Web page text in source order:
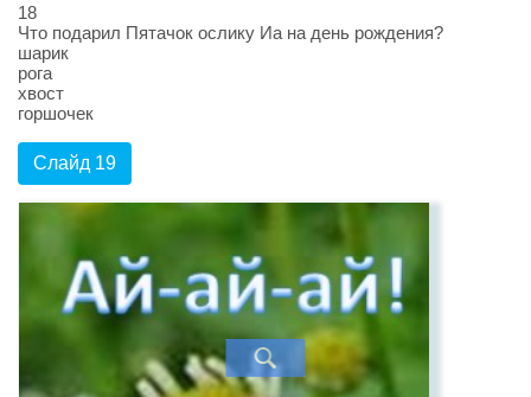
18
Что подарил Пятачок ослику Иа на день рождения?
шарик
рога
хвост
горшочек
Слайд 19